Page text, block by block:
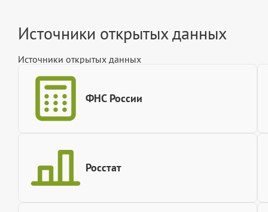
Источники открытых данных
Источники открытых данных
ФНС России
Росстат